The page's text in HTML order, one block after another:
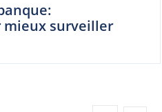
mieux surveiller